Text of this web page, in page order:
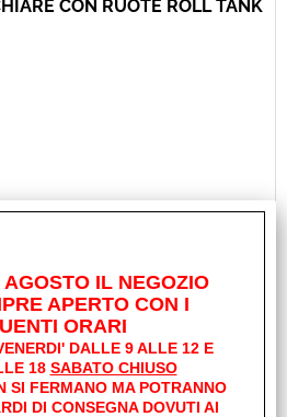
CON RUOTE ROLL TANK
da 40 litri per acqua potabile con
gommate antirumore che
IL NEGOZIO
APERTO CON I
ORARI
DALLE 9 ALLE 12 E
18 SABATO CHIUSO
SI FERMANO MA POTRANNO
DI CONSEGNA DOVUTI AI